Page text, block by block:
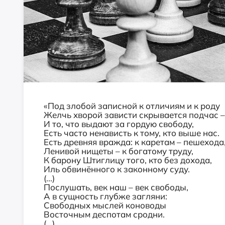
«Под злобой записной к отличиям и к роду
Желчь хворой зависти скрывается подчас –
И то, что выдают за гордую свободу,
Есть часто ненависть к тому, кто выше нас.
Есть древняя вражда: к каретам –
Ленивой нищеты – к богатому труду,
К барону Штиглицу того, кто без дохода,
Иль обвинённого к законному суду.
(...)
Послушать, век наш – век свободы,
А в сущность глубже загляни:
Свободных мыслей коноводы
Восточным деспотам сродни.